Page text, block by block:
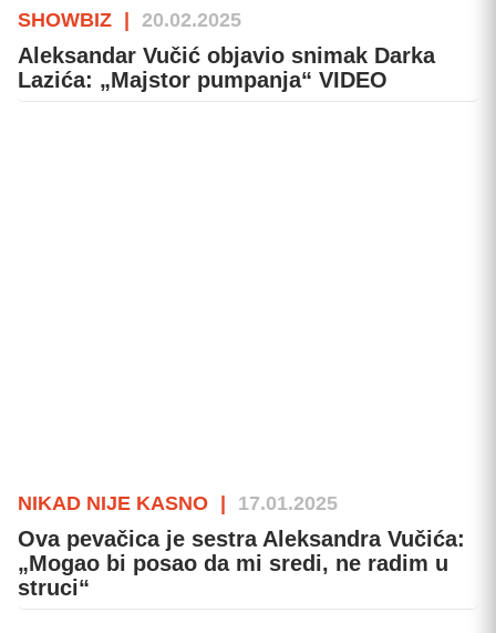
SHOWBIZ | 20.02.2025
Aleksandar Vučić objavio snimak Darka
Lazića: „Majstor pumpanja“ VIDEO
NIKAD NIJE KASNO | 17.01.2025
Ova pevačica je sestra Aleksandra Vučića:
„Mogao bi posao da mi sredi, ne radim u
struci“